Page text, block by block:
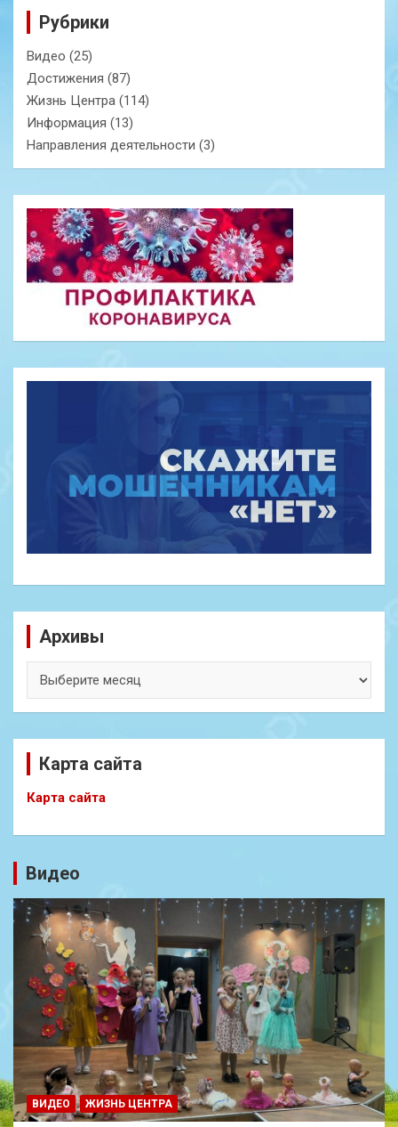
Рубрики
Видео (25)
Достижения (87)
Жизнь Центра (114)
Информация (13)
Направления деятельности (3)
Архивы
Карта сайта
Карта сайта
Видео
ВИДЕО ЖИЗНЬ ЦЕНТРА